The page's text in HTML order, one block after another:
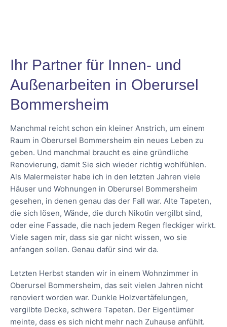
Ihr Partner für Innen- und
Außenarbeiten in Oberursel
Bommersheim
Manchmal reicht schon ein kleiner Anstrich, um einem
Raum in Oberursel Bommersheim ein neues Leben zu
geben. Und manchmal braucht es eine gründliche
Renovierung, damit Sie sich wieder richtig wohlfühlen.
Als Malermeister habe ich in den letzten Jahren viele
Häuser und Wohnungen in Oberursel Bommersheim
gesehen, in denen genau das der Fall war. Alte Tapeten,
die sich lösen, Wände, die durch Nikotin vergilbt sind,
oder eine Fassade, die nach jedem Regen fleckiger wirkt.
Viele sagen mir, dass sie gar nicht wissen, wo sie
anfangen sollen. Genau dafür sind wir da.
Letzten Herbst standen wir in einem Wohnzimmer in
Oberursel Bommersheim, das seit vielen Jahren nicht
renoviert worden war. Dunkle Holzvertäfelungen,
vergilbte Decke, schwere Tapeten. Der Eigentümer
meinte, dass es sich nicht mehr nach Zuhause anfühlt.